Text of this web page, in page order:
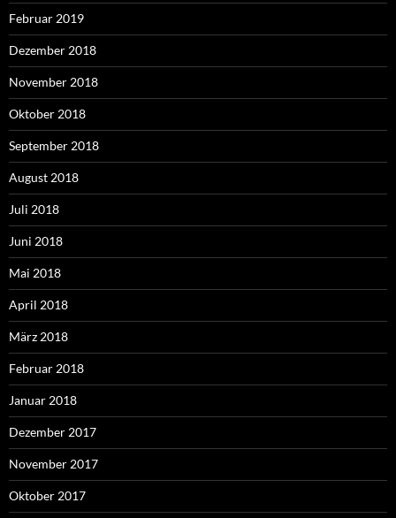
Februar 2019
Dezember 2018
November 2018
Oktober 2018
September 2018
August 2018
Juli 2018
Juni 2018
Mai 2018
April 2018
März 2018
Februar 2018
Januar 2018
Dezember 2017
November 2017
Oktober 2017